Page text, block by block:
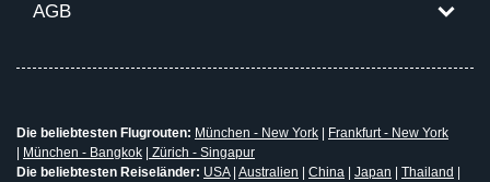
AGB
Die beliebtesten Flugrouten: München - New York
Frankfurt - New York
München - Bangkok
Zürich - Singapur
Die beliebtesten Reiseländer: USA| Australien China Japan Thailand